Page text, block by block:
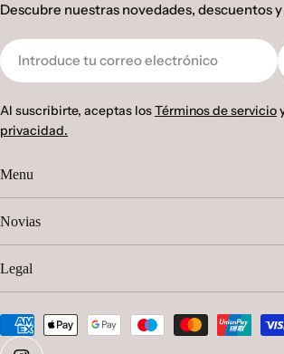
Descubre nuestras novedades, descuentos
Correo
electrónico
Al suscribirte, aceptas losTérminos de servicio
privacidad.
Menu
Novias
Legal
Métodos
de